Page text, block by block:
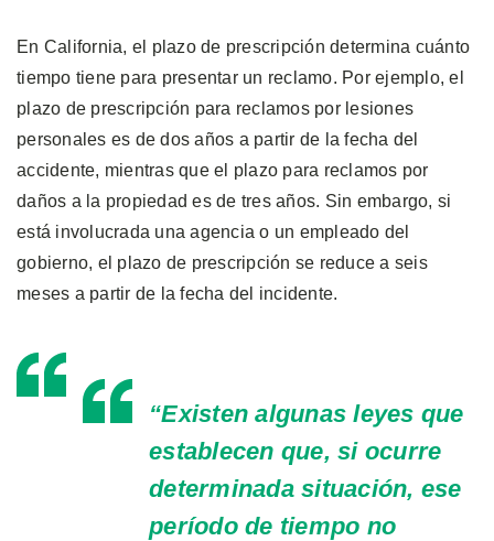
En California, el plazo de prescripción determina cuánto
tiempo tiene para presentar un reclamo. Por ejemplo, el
plazo de prescripción para reclamos por lesiones
personales es de dos años a partir de la fecha del
accidente, mientras que el plazo para reclamos por
daños a la propiedad es de tres años. Sin embargo, si
está involucrada una agencia o un empleado del
gobierno, el plazo de prescripción se reduce a seis
meses a partir de la fecha del incidente.
“Existen algunas leyes que
establecen que, si ocurre
determinada situación, ese
período de tiempo no